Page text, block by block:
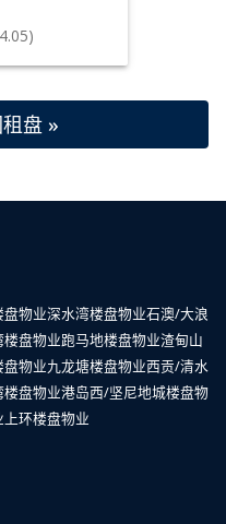
盘 »
盘物业深水湾楼盘物业石澳/大浪
楼盘物业跑马地楼盘物业渣甸山
盘物业九龙塘楼盘物业西贡/清水
楼盘物业港岛西/坚尼地城楼盘物
上环楼盘物业